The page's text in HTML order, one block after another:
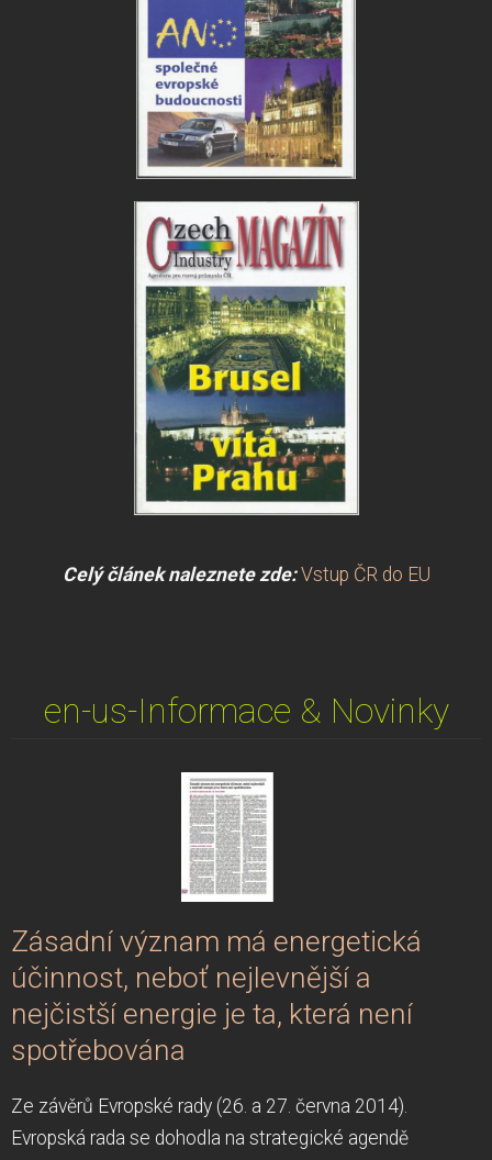
Celý článek naleznete zde: Vstup ČR do EU
en-us-Informace & Novinky
Zásadní význam má energetická
účinnost, neboť nejlevnější a
nejčistší energie je ta, která není
spotřebována
Ze závěrů Evropské rady (26. a 27. června 2014).
Evropská rada se dohodla na strategické agendě